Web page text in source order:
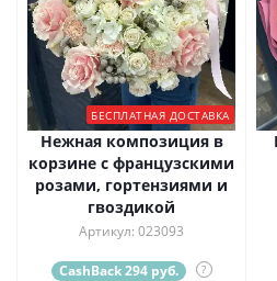
БЕСПЛАТНАЯ ДОСТАВКА
Нежная композиция в
корзине с французскими
розами, гортензиями и
гвоздикой
Артикул: 023093
CashBack 294 руб. ?